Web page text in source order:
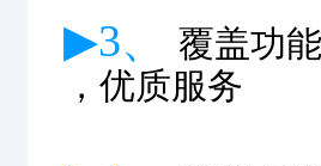
▶3、
覆盖功
，优质服务